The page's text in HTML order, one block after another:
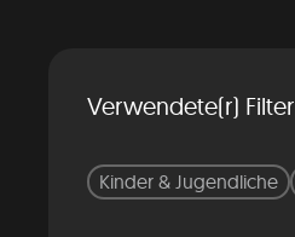
Verwendete(r) Filter
Kinder & Jugendliche